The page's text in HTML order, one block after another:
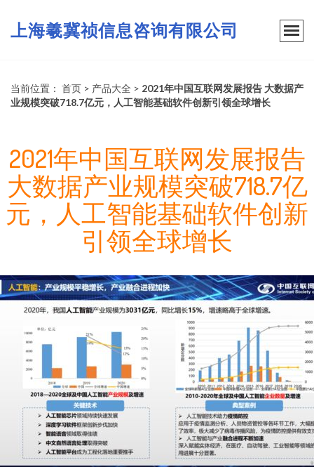
上海羲冀祯信息咨询有限公司
当前位置： 首页 > 产品大全 > 2021年中国互联网发展报告 大数据产
业规模突破718.7亿元，人工智能基础软件创新引领全球增长
2021年中国互联网发展报告
大数据产业规模突破718.7亿
元，人工智能基础软件创新
引领全球增长